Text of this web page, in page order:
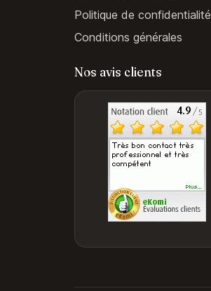
Politique de confidentialité
Conditions générales
Nos avis clients